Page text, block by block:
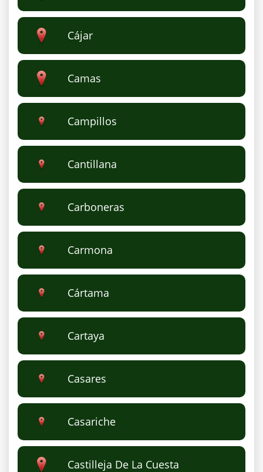
Cájar
Camas
Campillos
Cantillana
Carboneras
Carmona
Cártama
Cartaya
Casares
Casariche
Castilleja De La Cuesta